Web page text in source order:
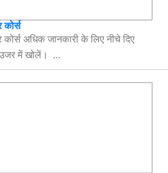
कोर्स
अधिक जानकारी के लिए नीचे दिए
में खोलें। ...